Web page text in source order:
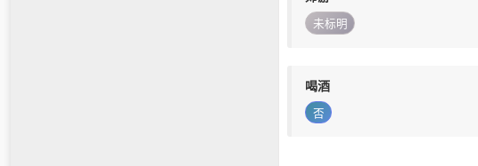
未标明
喝酒
否